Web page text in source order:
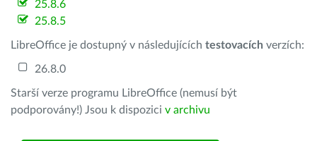
25.8.6
25.8.5
LibreOffice je dostupný v následujících testovacích verzích:
26.8.0
Starší verze programu LibreOffice (nemusí být
podporovány!) Jsou k dispozici v archivu